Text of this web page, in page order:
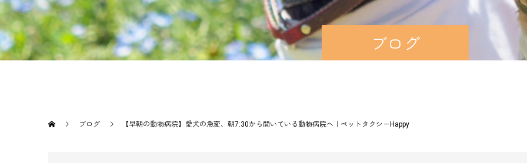
ブログ
ブログ 【早朝の動物病院】愛犬の急変、朝7:30から開いている動物病院へ｜ペットタクシーHappy